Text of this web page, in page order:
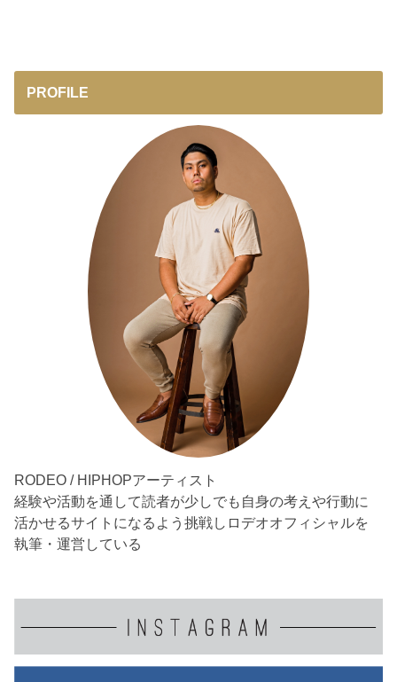
PROFILE
RODEO / HIPHOPアーティスト
経験や活動を通して読者が少しでも自身の考えや行動に
活かせるサイトになるよう挑戦しロデオオフィシャルを
執筆・運営している